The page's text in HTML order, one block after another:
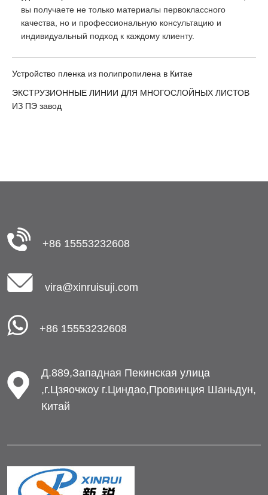
вы получаете не только материалы первоклассного
качества, но и профессиональную консультацию и
индивидуальный подход к каждому клиенту.
Устройство пленка из полипропилена в Китае
ЭКСТРУЗИОННЫЕ ЛИНИИ ДЛЯ МНОГОСЛОЙНЫХ ЛИСТОВ
ИЗ ПЭ завод
+86 15553232608
vira@xinruisuji.com
+86 15553232608
Д.889,Западная Пекинская улица
,г.Цзяочжоу г.Циндао,Провинция Шаньдун,
Китай